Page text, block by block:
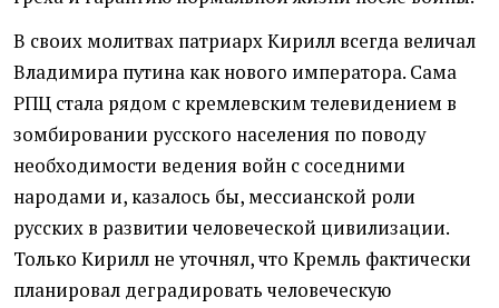
В своих молитвах патриарх Кирилл всегда величал
Владимира путина как нового императора. Сама
РПЦ стала рядом с кремлевским телевидением в
зомбировании русского населения по поводу
необходимости ведения войн с соседними
народами и, казалось бы, мессианской роли
русских в развитии человеческой цивилизации.
Только Кирилл не уточнял, что Кремль фактически
планировал деградировать человеческую